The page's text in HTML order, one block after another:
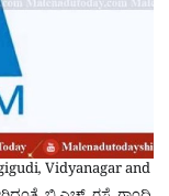
Vidyanagar and